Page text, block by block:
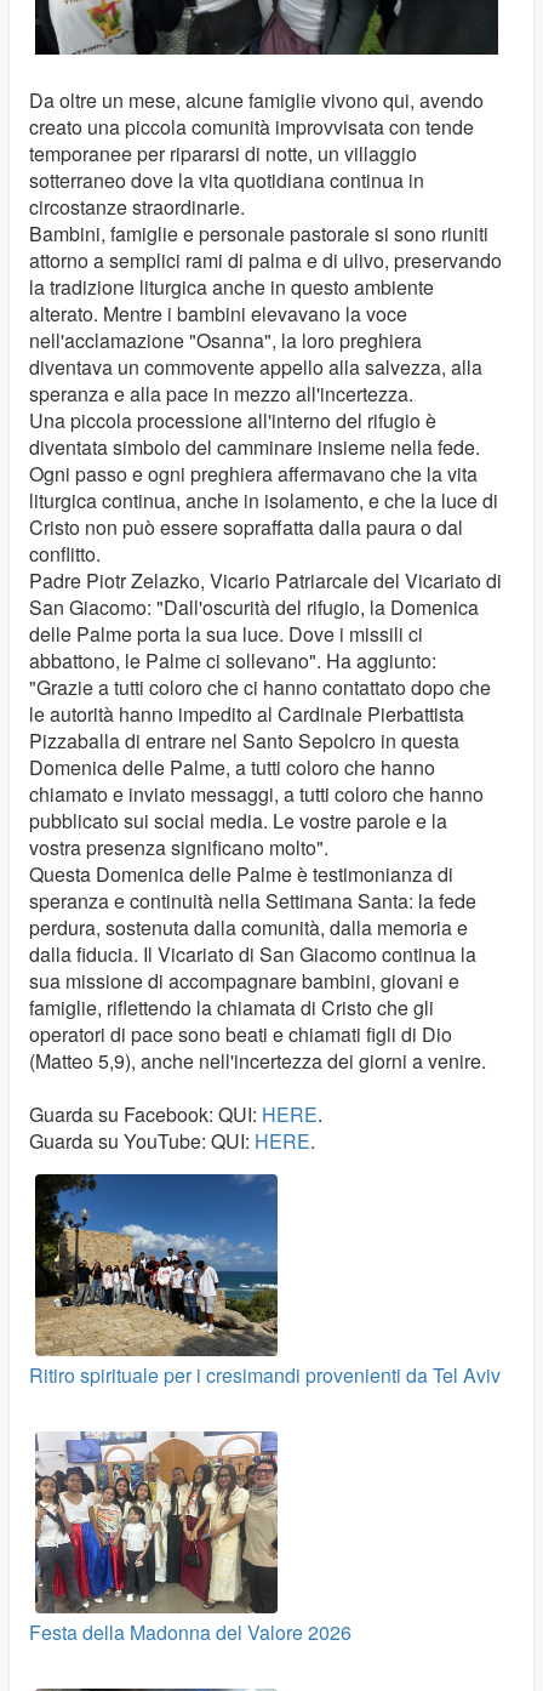
Da oltre un mese, alcune famiglie vivono qui, avendo
creato una piccola comunità improvvisata con tende
temporanee per ripararsi di notte, un villaggio
sotterraneo dove la vita quotidiana continua in
circostanze straordinarie.
Bambini, famiglie e personale pastorale si sono riuniti
attorno a semplici rami di palma e di ulivo, preservando
la tradizione liturgica anche in questo ambiente
alterato. Mentre i bambini elevavano la voce
nell'acclamazione "Osanna", la loro preghiera
diventava un commovente appello alla salvezza, alla
speranza e alla pace in mezzo all'incertezza.
Una piccola processione all'interno del rifugio è
diventata simbolo del camminare insieme nella fede.
Ogni passo e ogni preghiera affermavano che la vita
liturgica continua, anche in isolamento, e che la luce di
Cristo non può essere sopraffatta dalla paura o dal
conflitto.
Padre Piotr Zelazko, Vicario Patriarcale del Vicariato di
San Giacomo: "Dall'oscurità del rifugio, la Domenica
delle Palme porta la sua luce. Dove i missili ci
abbattono, le Palme ci sollevano". Ha aggiunto:
"Grazie a tutti coloro che ci hanno contattato dopo che
le autorità hanno impedito al Cardinale Pierbattista
Pizzaballa di entrare nel Santo Sepolcro in questa
Domenica delle Palme, a tutti coloro che hanno
chiamato e inviato messaggi, a tutti coloro che hanno
pubblicato sui social media. Le vostre parole e la
vostra presenza significano molto".
Questa Domenica delle Palme è testimonianza di
speranza e continuità nella Settimana Santa: la fede
perdura, sostenuta dalla comunità, dalla memoria e
dalla fiducia. Il Vicariato di San Giacomo continua la
sua missione di accompagnare bambini, giovani e
famiglie, riflettendo la chiamata di Cristo che gli
operatori di pace sono beati e chiamati figli di Dio
(Matteo 5,9), anche nell'incertezza dei giorni a venire.
Guarda su Facebook: QUI: HERE.
Guarda su YouTube: QUI: HERE.
Ritiro spirituale per i cresimandi provenienti da Tel Aviv
Festa della Madonna del Valore 2026